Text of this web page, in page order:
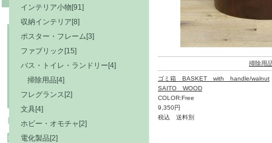
掃除用
ゴミ箱 BASKET with handle/walnut
SAITO WOOD
COLOR:Free
9,350円
税込 送料別
インテリア小物[91]
収納インテリア[8]
ポスター・フレーム[3]
ファブリック[15]
バス・トイレ・ランドリー[4]
掃除用品[4]
フレグランス[2]
文具[4]
ホビー・オモチャ[2]
電化製品[2]